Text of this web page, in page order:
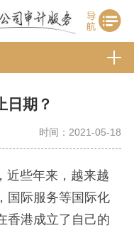
日期？
时间：2021-05-18
近些年来，越来越
国际服务等国际化
香港成立了自己的